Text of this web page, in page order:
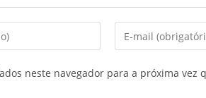
neste navegador para a próxima vez